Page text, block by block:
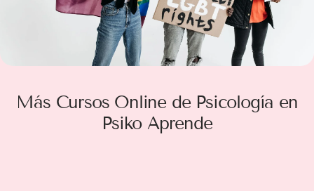
Más Cursos Online de Psicología en
Psiko Aprende